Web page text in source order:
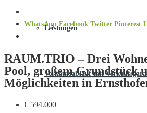
Leistungen
Verkaufsablauf mit
WhatsApp Facebook Twitter Pinterest
RAUM.TRIO – Drei
Pool, großem Grundstück
Möglichkeiten in
€ 594.000